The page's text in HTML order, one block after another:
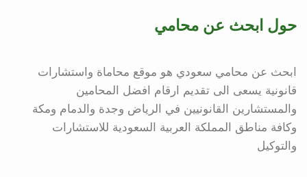
حول ابحث عن محامي
ابحث عن محامي سعودي هو موقع محاماة واستشارات
قانونية يسعى الى تقديم ارقام افضل المحامين
والمستشارين القانونيين في الرياض وجدة والدمام ومكة
وكافة مناطق المملكة العربية السعودية للاستشارات
والتوكيل